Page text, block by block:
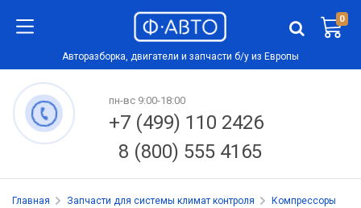
0
Авторазборка, двигатели и запчасти б/у из Европы
пн-вс 9:00-18:00
+7 (499) 110 2426
8 (800) 555 4165
Главная Запчасти для системы климат контроля
Компрессоры